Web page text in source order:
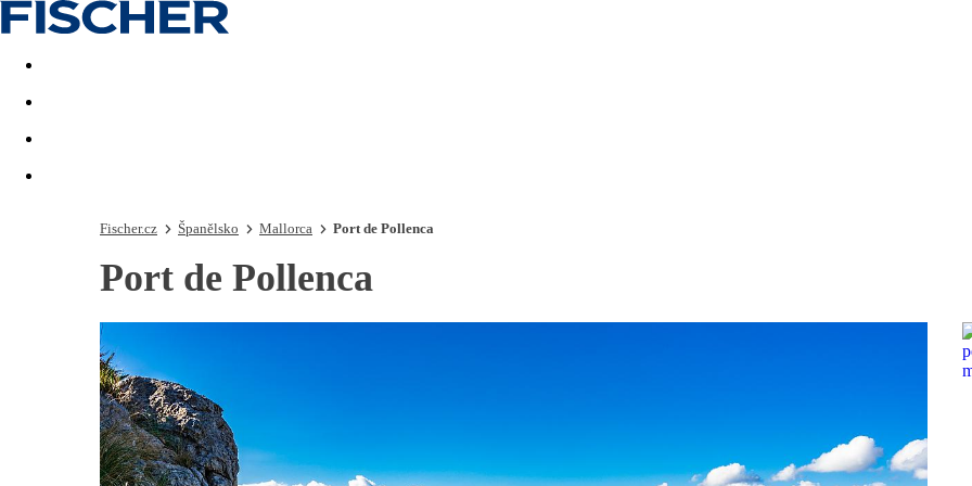
Akční nabídky Last minute
Fischer.cz Španělsko Mallorca Port de Pollenca
Port de Pollenca